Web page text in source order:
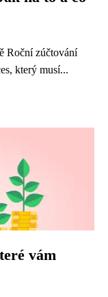
Roční zúčtování
který musí...
vám